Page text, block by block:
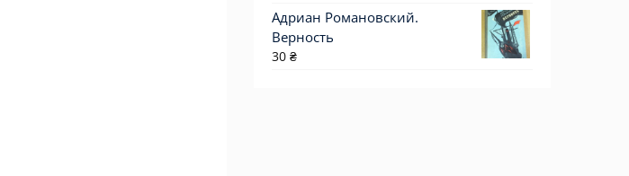
Адриан Романовский.
Верность
30 ₴